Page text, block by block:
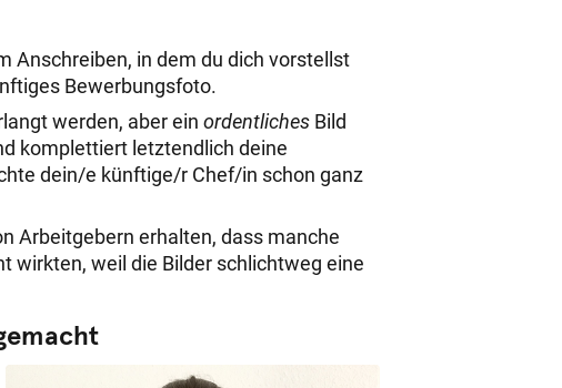
Anschreiben, in dem du dich vorstellst
Bewerbungsfoto.
werden, aber ein ordentliches Bild
komplettiert letztendlich deine
dein/e künftige/r Chef/in schon ganz
Arbeitgebern erhalten, dass manche
wirkten, weil die Bilder schlichtweg eine